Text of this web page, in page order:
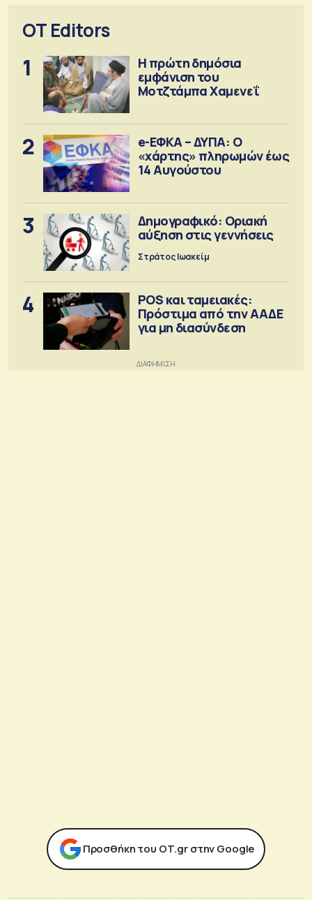
OT Editors
1
Η πρώτη δημόσια
εμφάνιση του
Μοτζτάμπα Χαμενεΐ
2
e-ΕΦΚΑ – ΔΥΠΑ: Ο
«χάρτης» πληρωμών έως
14 Αυγούστου
3
Δημογραφικό: Οριακή
αύξηση στις γεννήσεις
Στράτος Ιωακείμ
4
POS και ταμειακές:
Πρόστιμα από την ΑΑΔΕ
για μη διασύνδεση
Προσθήκη του ΟΤ.gr στην Google